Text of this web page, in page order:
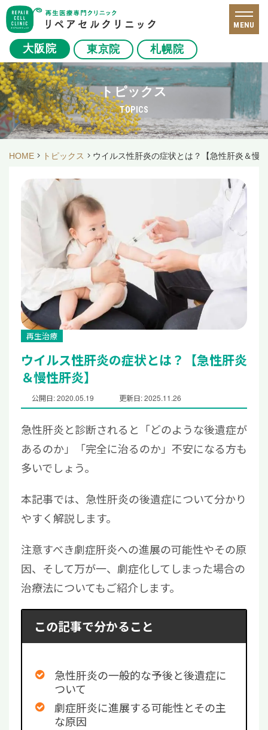
大阪院 東京院 札幌院
MENU
トピックス
TOPICS
HOME トピックス ウイルス性肝炎の症状とは？【急性肝炎＆慢
再生治療
ウイルス性肝炎の症状とは？【急性肝炎
＆慢性肝炎】
公開日: 2020.05.19 更新日: 2025.11.26
急性肝炎と診断されると「どのような後遺症が
あるのか」「完全に治るのか」不安になる方も
多いでしょう。
本記事では、急性肝炎の後遺症について分かり
やすく解説します。
注意すべき劇症肝炎への進展の可能性やその原
因、そして万が一、劇症化してしまった場合の
治療法についてもご紹介します。
この記事で分かること
急性肝炎の一般的な予後と後遺症に
ついて
劇症肝炎に進展する可能性とその主
な原因